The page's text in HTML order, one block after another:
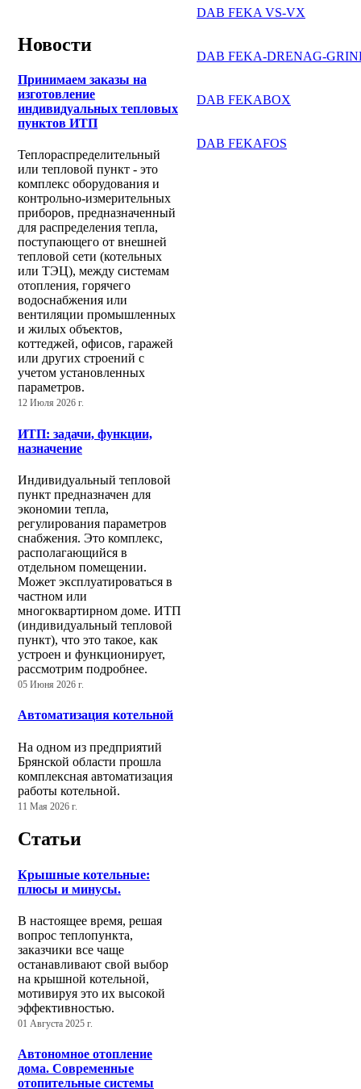
Новости
Принимаем заказы на
изготовление
индивидуальных тепловых
пунктов ИТП
Теплораспределительный
или тепловой пункт - это
комплекс оборудования и
контрольно-измерительных
приборов, предназначенный
для распределения тепла,
поступающего от внешней
тепловой сети (котельных
или ТЭЦ), между системам
отопления, горячего
водоснабжения или
вентиляции промышленных
и жилых объектов,
коттеджей, офисов, гаражей
или других строений с
учетом установленных
параметров.
12 Июля 2026 г.
ИТП: задачи, функции,
назначение
Индивидуальный тепловой
пункт предназначен для
экономии тепла,
регулирования параметров
снабжения. Это комплекс,
располагающийся в
отдельном помещении.
Может эксплуатироваться в
частном или
многоквартирном доме. ИТП
(индивидуальный тепловой
пункт), что это такое, как
устроен и функционирует,
рассмотрим подробнее.
05 Июня 2026 г.
Автоматизация котельной
На одном из предприятий
Брянской области прошла
комплексная автоматизация
работы котельной.
11 Мая 2026 г.
Статьи
Крышные котельные:
плюсы и минусы.
В настоящее время, решая
вопрос теплопункта,
заказчики все чаще
останавливают свой выбор
на крышной котельной,
мотивируя это их высокой
эффективностью.
01 Августа 2025 г.
Автономное отопление
дома. Современные
отопительные системы
DAB FEKA VS-VX
DAB FEKA-DRENAG-
DAB FEKABOX
DAB FEKAFOS